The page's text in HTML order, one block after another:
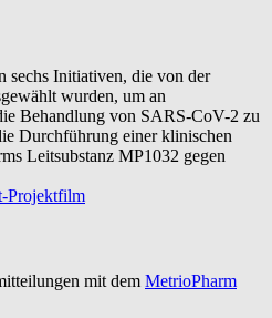
sechs Initiativen, die von der
wurden, um an
Behandlung von SARS-CoV-2 zu
Durchführung einer klinischen
Leitsubstanz MP1032 gegen
Projektfilm
mit dem MetrioPharm